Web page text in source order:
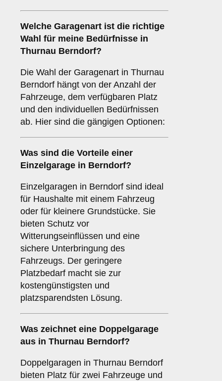
Welche Garagenart ist die richtige
Wahl für meine Bedürfnisse in
Thurnau Berndorf?
Die Wahl der Garagenart in Thurnau
Berndorf hängt von der Anzahl der
Fahrzeuge, dem verfügbaren Platz
und den individuellen Bedürfnissen
ab. Hier sind die gängigen Optionen:
Was sind die Vorteile einer
Einzelgarage in Berndorf?
Einzelgaragen in Berndorf sind ideal
für Haushalte mit einem Fahrzeug
oder für kleinere Grundstücke. Sie
bieten Schutz vor
Witterungseinflüssen und eine
sichere Unterbringung des
Fahrzeugs. Der geringere
Platzbedarf macht sie zur
kostengünstigsten und
platzsparendsten Lösung.
Was zeichnet eine Doppelgarage
aus in Thurnau Berndorf?
Doppelgaragen in Thurnau Berndorf
bieten Platz für zwei Fahrzeuge und